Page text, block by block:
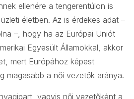
ellenére a tengerentúlon is
életben. Az is érdekes adat –
–, hogy ha az Európai Uniót
Egyesült Államokkal, akkor
mert Európához képest
magasabb a női vezetők aránya.
vagyis női vezetőként a